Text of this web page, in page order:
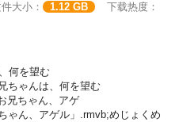
大小： 1.12 GB
下载热度：
何を望む
ちゃんは、何を望む
兄ちゃん、アゲ
ゃん、アゲル」.rmvb;めじょくめ